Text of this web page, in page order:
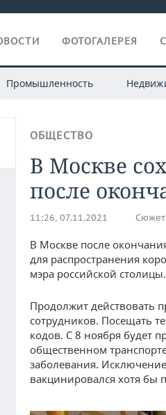
ФОТОГАЛЕРЕЯ
Промышленность
ОБЩЕСТВО
В Москве
после
11:26, 07.11.2021
В Москве после
для распространения
мэра российской столицы.
Продолжит действовать
сотрудников. Посещать
кодов. С 8 ноября будет
общественном
заболевания.
вакцинировался хотя бы